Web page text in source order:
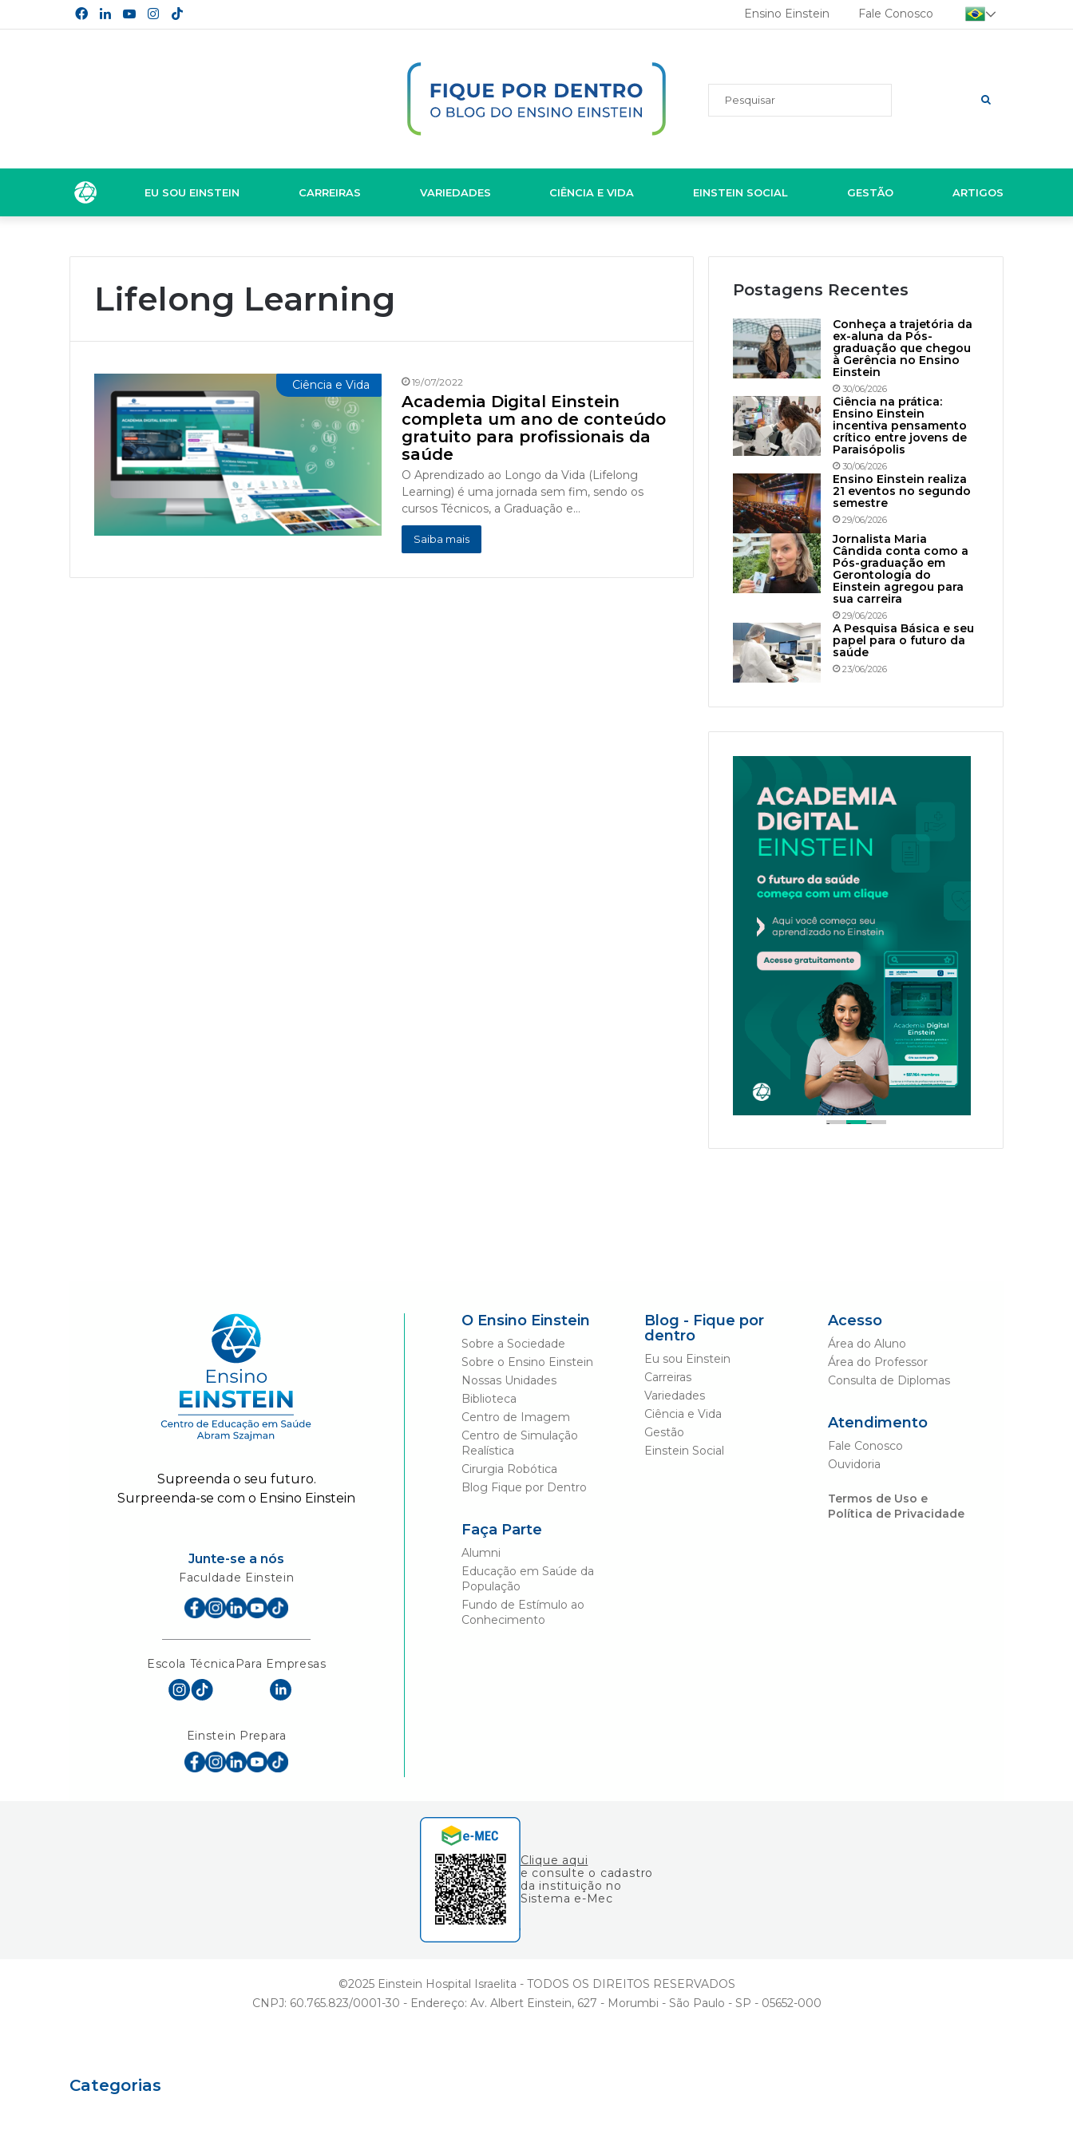
Facebook
LinkedinYouTubeInstagram Ensino Einstein Fale Conosco
EU SOU EINSTEIN CARREIRAS VARIEDADES CIÊNCIA E VIDA EINSTEIN SOCIAL GESTÃO ARTIGOS
Lifelong Learning
Ciência e Vida 19/07/2022
Academia Digital Einstein
completa um ano de conteúdo
gratuito para profissionais da
saúde
O Aprendizado ao Longo da Vida (Lifelong
Learning) é uma jornada sem fim, sendo os
cursos Técnicos, a Graduação e…
Saiba mais
Postagens Recentes
Conheça a trajetória da
ex-aluna da Pós-
graduação que chegou
à Gerência no Ensino
Einstein
30/06/2026
Ciência na prática:
Ensino Einstein
incentiva pensamento
crítico entre jovens de
Paraisópolis
30/06/2026
Ensino Einstein realiza
21 eventos no segundo
semestre
29/06/2026
Jornalista Maria
Cândida conta como a
Pós-graduação em
Gerontologia do
Einstein agregou para
sua carreira
29/06/2026
A Pesquisa Básica e seu
papel para o futuro da
saúde
23/06/2026
1 2 3
Supreenda o seu futuro.
Surpreenda-se com o Ensino Einstein
Junte-se a nós
Faculdade Einstein
Escola Técnica Para Empresas
Einstein Prepara
O Ensino Einstein
Sobre a Sociedade
Sobre o Ensino Einstein
Nossas Unidades
Biblioteca
Centro de Imagem
Centro de Simulação
Realística
Cirurgia Robótica
Blog Fique por Dentro
Faça Parte
Alumni
Educação em Saúde da
População
Fundo de Estímulo ao
Conhecimento
Blog - Fique por
dentro
Eu sou Einstein
Carreiras
Variedades
Ciência e Vida
Gestão
Einstein Social
Acesso
Área do Aluno
Área do Professor
Consulta de Diplomas
Atendimento
Fale Conosco
Ouvidoria
Termos de Uso e
Política de Privacidade
Clique aqui
e consulte o cadastro
da instituição no
Sistema e-Mec
©2025 Einstein Hospital Israelita - TODOS OS DIREITOS RESERVADOS
CNPJ: 60.765.823/0001-30 - Endereço: Av. Albert Einstein, 627 - Morumbi - São Paulo - SP - 05652-000
Categorias